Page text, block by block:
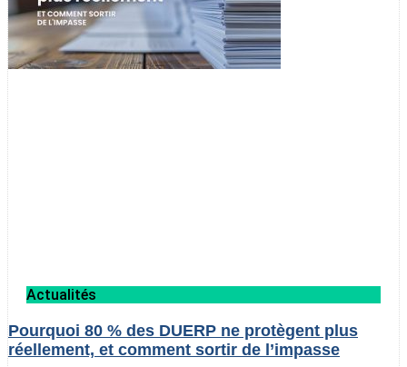
Actualités
Pourquoi 80 % des DUERP ne protègent plus
réellement, et comment sortir de l’impasse